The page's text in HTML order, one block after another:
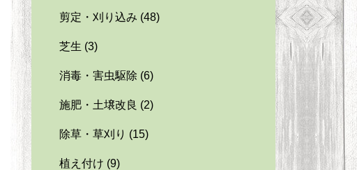
剪定・刈り込み (48)
芝生 (3)
消毒・害虫駆除 (6)
施肥・土壌改良 (2)
除草・草刈り (15)
植え付け (9)